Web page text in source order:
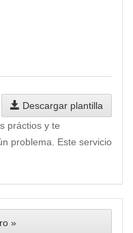
Descargar plantilla
práctios y te
problema. Este servicio
»